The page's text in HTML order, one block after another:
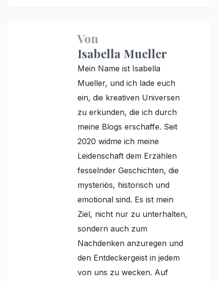
Von
Isabella Mueller
Mein Name ist Isabella
Mueller, und ich lade euch
ein, die kreativen Universen
zu erkunden, die ich durch
meine Blogs erschaffe. Seit
2020 widme ich meine
Leidenschaft dem Erzählen
fesselnder Geschichten, die
mysteriös, historisch und
emotional sind. Es ist mein
Ziel, nicht nur zu unterhalten,
sondern auch zum
Nachdenken anzuregen und
den Entdeckergeist in jedem
von uns zu wecken. Auf